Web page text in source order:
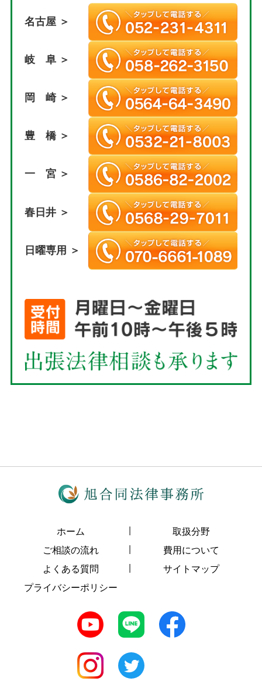
名古屋 ＞
岐 阜 ＞
岡 崎 ＞
豊 橋 ＞
一 宮 ＞
春日井 ＞
日曜専用 ＞
ホーム
取扱分野
ご相談の流れ
費用について
よくある質問
サイトマップ
プライバシーポリシー